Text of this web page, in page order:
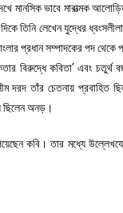
মানসিক ভাবে মারাত্মক
তিনি লেখেন যুদ্ধের
প্রধান সম্পাদকের পদ
বিরুদ্ধে কবিতা’ এবং চতুর্থ
তাঁর চেতনায় প্রবাহিত
ছিলেন অনড়।
কবি। তার মধ্যে